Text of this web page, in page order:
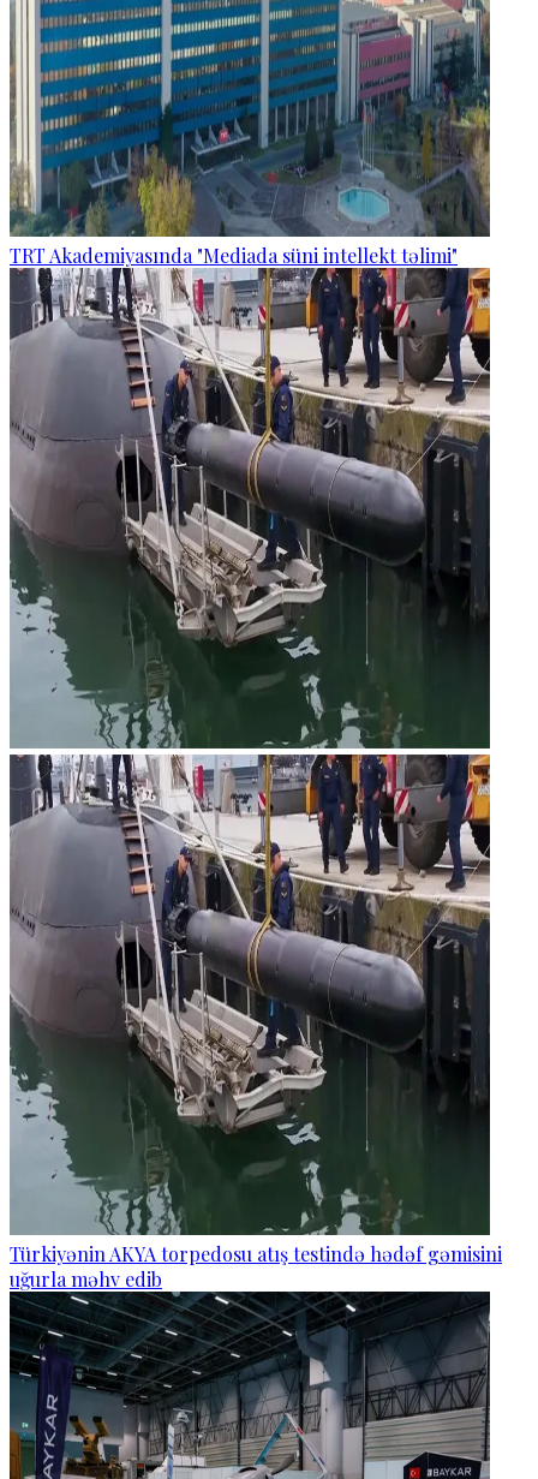
TRT Akademiyasında "Mediada süni intellekt təlimi"
Türkiyənin AKYA torpedosu atış testində hədəf gəmisini
uğurla məhv edib